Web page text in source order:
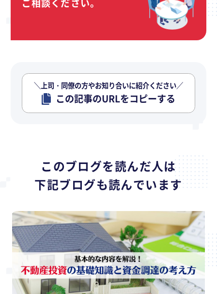
ご相談ください。
＼上司・同僚の方やお知り合いに紹介ください／
この記事のURLをコピーする
このブログを読んだ人は
下記ブログも読んでいます